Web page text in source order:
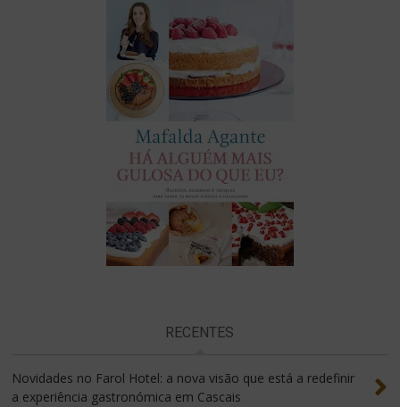
RECENTES
Novidades no Farol Hotel: a nova visão que está a redefinir
a experiência gastronómica em Cascais